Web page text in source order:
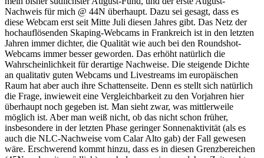
Nachweis für mich @ 44N überhaupt. Dazu sei gesagt, dass es
diese Webcam erst seit Mitte Juli diesen Jahres gibt. Das Netz der
hochauflösenden Skaping-Webcams in Frankreich ist in den letzten
Jahren immer dichter, die Qualität wie auch bei den Roundshot-
Webcams immer besser geworden. Das erhöht natürlich die
Wahrscheinlichkeit für derartige Nachweise. Die steigende Dichte
an qualitativ guten Webcams und Livestreams im europäischen
Raum hat aber auch ihre Schattenseite. Denn es stellt sich natürlich
die Frage, inwieweit eine Vergleichbarkeit zu den Vorjahren hier
überhaupt noch gegeben ist. Man sieht zwar, was mittlerweile
möglich ist. Aber man weiß nicht, ob das nicht schon früher,
insbesondere in der letzten Phase geringer Sonnenaktivität (als es
auch die NLC-Nachweise vom Calar Alto gab) der Fall gewesen
wäre. Erschwerend kommt hinzu, dass es in diesen Grenzbereichen